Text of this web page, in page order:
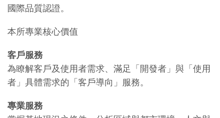
國際品質認證。
本所專業核心價值
客戶服務
為瞭解客戶及使用者需求、滿足「開發者」與「使用
者」具體需求的「客戶導向」服務。
專業服務